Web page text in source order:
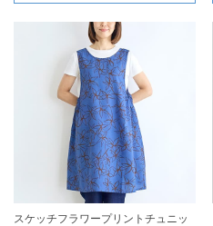
スケッチフラワープリントチュニッ